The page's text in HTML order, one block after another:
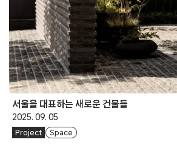
서울을 대표하는 새로운 건물들
2025. 09. 05
Project Space